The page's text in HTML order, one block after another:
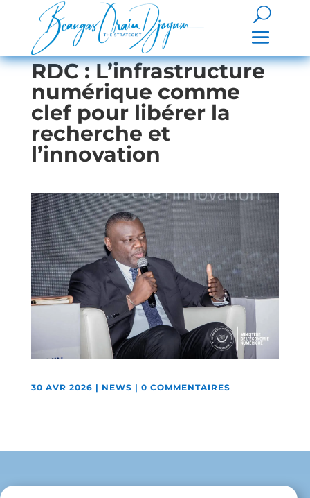
RDC : L’infrastructure
numérique comme
clef pour libérer la
recherche et
l’innovation
30 AVR 2026 | NEWS | 0 COMMENTAIRES